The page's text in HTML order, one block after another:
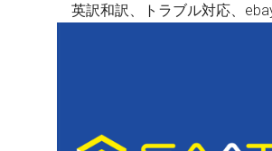
英訳和訳、トラブル対応、